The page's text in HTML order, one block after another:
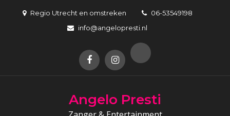
Regio Utrecht en omstreken
06-53549198
info@angelopresti.nl
Angelo Presti